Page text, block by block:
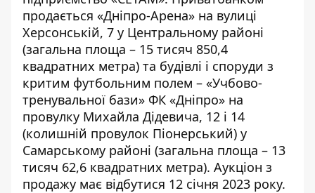
продається «Дніпро-Арена» на вулиці
Херсонській, 7 у Центральному районі
(загальна площа – 15 тисяч 850,4
квадратних метра) та будівлі і споруди з
критим футбольним полем – «Учбово-
тренувальної бази» ФК «Дніпро» на
провулку Михайла Дідевича, 12 і 14
(колишній провулок Піонерський) у
Самарському районі (загальна площа – 13
тисяч 62,6 квадратних метра). Аукціон з
продажу має відбутися 12 січня 2023 року.